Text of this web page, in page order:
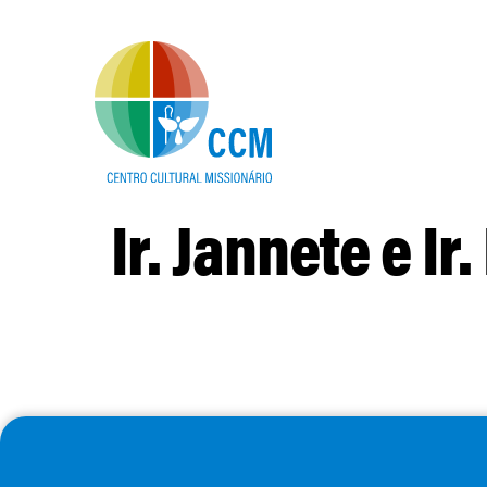
Ir. Jannete e